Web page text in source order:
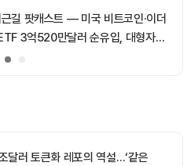
길 팟캐스트 — 미국 비트코인·이더
3억520만달러 순유입, 대형자산
달러 토큰화 레포의 역설…‘같은